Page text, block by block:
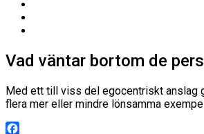
Vad väntar bortom de
Med ett till viss del egocentriskt anslag
flera mer eller mindre lönsamma